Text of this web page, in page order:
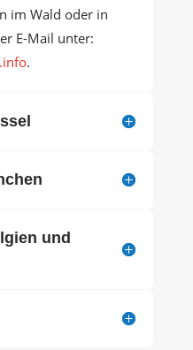
im Wald oder in
E-Mail unter:
.
und